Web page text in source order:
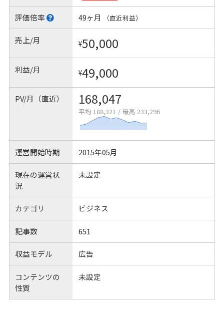
評価倍率 49ヶ月 （直近利益）
売上/月 ¥50,000
利益/月 ¥49,000
PV/月（直近） 168,047
平均 188,321 / 最高 233,296
運営開始時期 2015年05月
現在の運営状
況
未設定
カテゴリ ビジネス
記事数 651
収益モデル 広告
コンテンツの
性質
未設定